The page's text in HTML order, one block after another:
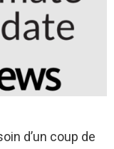
d’un coup de